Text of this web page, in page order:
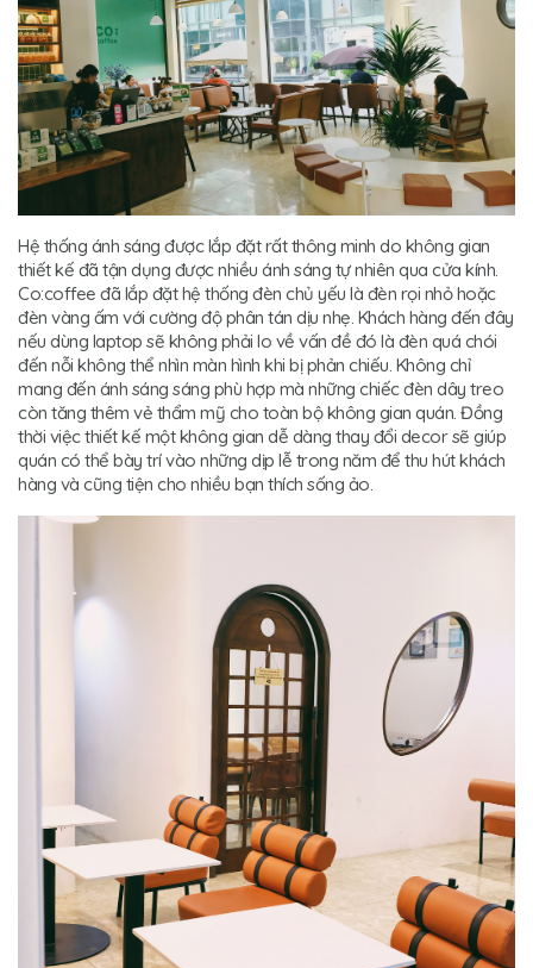
Hệ thống ánh sáng được lắp đặt rất thông minh do không gian
thiết kế đã tận dụng được nhiều ánh sáng tự nhiên qua cửa kính.
Co:coffee đã lắp đặt hệ thống đèn chủ yếu là đèn rọi nhỏ hoặc
đèn vàng ấm với cường độ phân tán dịu nhẹ. Khách hàng đến đây
nếu dùng laptop sẽ không phải lo về vấn đề đó là đèn quá chói
đến nỗi không thể nhìn màn hình khi bị phản chiếu. Không chỉ
mang đến ánh sáng sáng phù hợp mà những chiếc đèn dây treo
còn tăng thêm vẻ thẩm mỹ cho toàn bộ không gian quán. Đồng
thời việc thiết kế một không gian dễ dàng thay đổi decor sẽ giúp
quán có thể bày trí vào những dịp lễ trong năm để thu hút khách
hàng và cũng tiện cho nhiều bạn thích sống ảo.